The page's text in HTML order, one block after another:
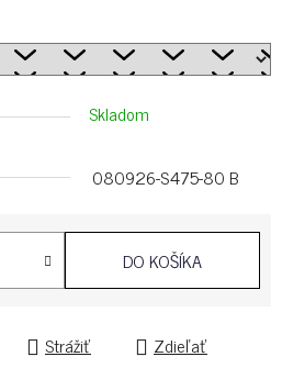
Skladom
080926-S475-80 B
DO KOŠÍKA
Strážiť Zdieľať